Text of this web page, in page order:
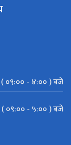
( ०९:०० - ४:०० ) बजे
( ०९:०० - ५:०० ) बजे